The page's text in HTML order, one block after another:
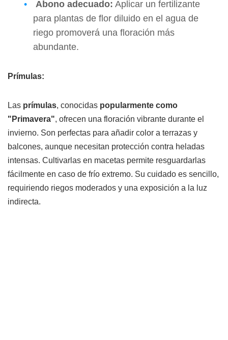
Abono adecuado: Aplicar un fertilizante
para plantas de flor diluido en el agua de
riego promoverá una floración más
abundante.
Prímulas:
Las prímulas, conocidas popularmente como
"Primavera", ofrecen una floración vibrante durante el
invierno. Son perfectas para añadir color a terrazas y
balcones, aunque necesitan protección contra heladas
intensas. Cultivarlas en macetas permite resguardarlas
fácilmente en caso de frío extremo. Su cuidado es sencillo,
requiriendo riegos moderados y una exposición a la luz
indirecta.